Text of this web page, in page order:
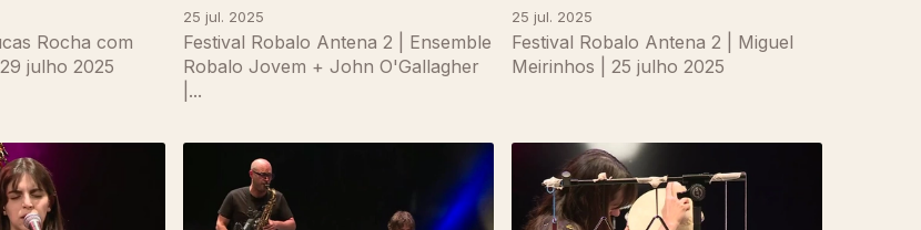
Rocha com
julho 2025
25 jul. 2025
Festival Robalo Antena 2 | Ensemble
Robalo Jovem + John O'Gallagher
|...
25 jul. 2025
Festival Robalo Antena 2 | Miguel
Meirinhos | 25 julho 2025